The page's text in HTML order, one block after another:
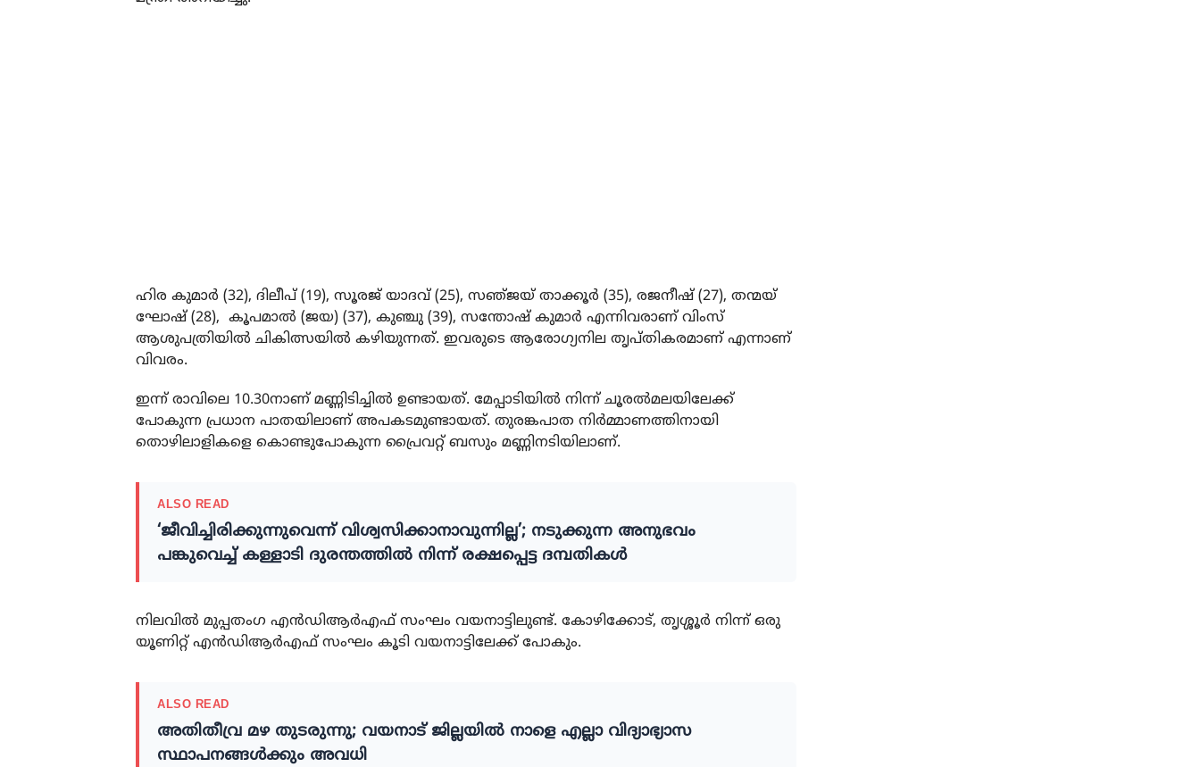
ഹിര കുമാർ (32), ദിലീപ് (19), സൂരജ് യാദവ് (25), സഞ്‌ജയ് താക്കൂർ (35), രജനീഷ് (27), തന്മയ്
ഘോഷ് (28), കൂപമാൽ (ജയ) (37), കുഞ്ചു (39), സന്തോഷ് കുമാർ എന്നിവരാണ് വിംസ്
ആശുപത്രിയിൽ ചികിത്സയിൽ കഴിയുന്നത്. ഇവരുടെ ആരോഗ്യനില തൃപ്തികരമാണ് എന്നാണ്
വിവരം.
ഇന്ന് രാവിലെ 10.30നാണ് മണ്ണിടിച്ചില്‍ ഉണ്ടായത്. മേപ്പാടിയില്‍ നിന്ന് ചൂരല്‍മലയിലേക്ക്
പോകുന്ന പ്രധാന പാതയിലാണ് അപകടമുണ്ടായത്. തുരങ്കപാത നിര്‍മ്മാണത്തിനായി
തൊഴിലാളികളെ കൊണ്ടുപോകുന്ന പ്രൈവറ്റ് ബസും മണ്ണിനടിയിലാണ്.
ALSO READ
‘ജീവിച്ചിരിക്കുന്നുവെന്ന് വിശ്വസിക്കാനാവുന്നില്ല’; നടുക്കുന്ന അനുഭവം
പങ്കുവെച്ച് കള്ളാടി ദുരന്തത്തിൽ നിന്ന് രക്ഷപ്പെട്ട ദമ്പതികൾ
നിലവില്‍ മുപ്പതംഗ എന്‍ഡിആര്‍എഫ് സംഘം വയനാട്ടിലുണ്ട്. കോഴിക്കോട്, തൃശ്ശൂര്‍ നിന്ന് ഒരു
യൂണിറ്റ് എന്‍ഡിആര്‍എഫ് സംഘം കൂടി വയനാട്ടിലേക്ക് പോകും.
ALSO READ
അതിതീവ്ര മഴ തുടരുന്നു; വയനാട് ജില്ലയില്‍ നാളെ എല്ലാ വിദ്യാഭ്യാസ
സ്ഥാപനങ്ങള്‍ക്കും അവധി